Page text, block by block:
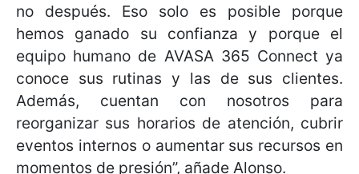
no después. Eso solo es posible porque
hemos ganado su confianza y porque el
equipo humano de AVASA 365 Connect ya
conoce sus rutinas y las de sus clientes.
Además, cuentan con nosotros para
reorganizar sus horarios de atención, cubrir
eventos internos o aumentar sus recursos en
momentos de presión”, añade Alonso.